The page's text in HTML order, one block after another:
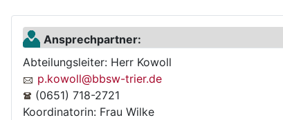
Ansprechpartner:
Abteilungsleiter: Herr Kowoll
p.kowoll@bbsw-trier.de
(0651) 718-2721
Koordinatorin: Frau Wilke